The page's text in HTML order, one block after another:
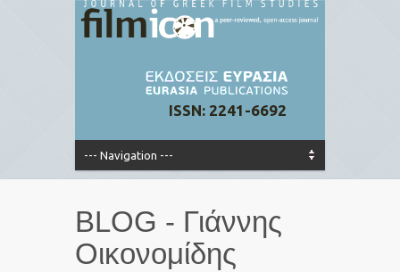
ISSN: 2241-6692
BLOG - Γιάννης
Οικονομίδης